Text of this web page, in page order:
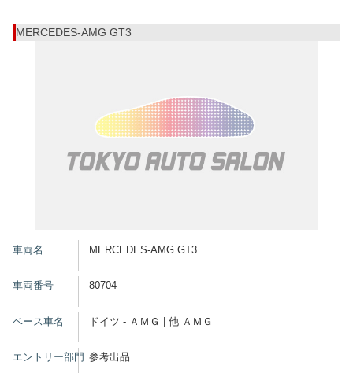
MERCEDES-AMG GT3
車両名 MERCEDES-AMG GT3
車両番号 80704
ベース車名 ドイツ - ＡＭＧ | 他 ＡＭＧ
エントリー部門 参考出品